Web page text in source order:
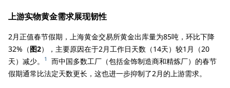
上游实物黄金需求展现韧性
2月正值春节假期，上海黄金交易所黄金出库量为85吨，环比下降
32%（图2），主要原因在于2月工作日天数（14天）较1月（20
天）减少。
1
而中国多数工厂（包括金饰制造商和精炼厂）的春节
假期通常比法定天数更长，这也进一步抑制了2月的上游需求。